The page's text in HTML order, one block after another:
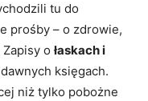
tu do
prośby – o zdrowie,
o łaskach i
księgach.
niż tylko pobożne